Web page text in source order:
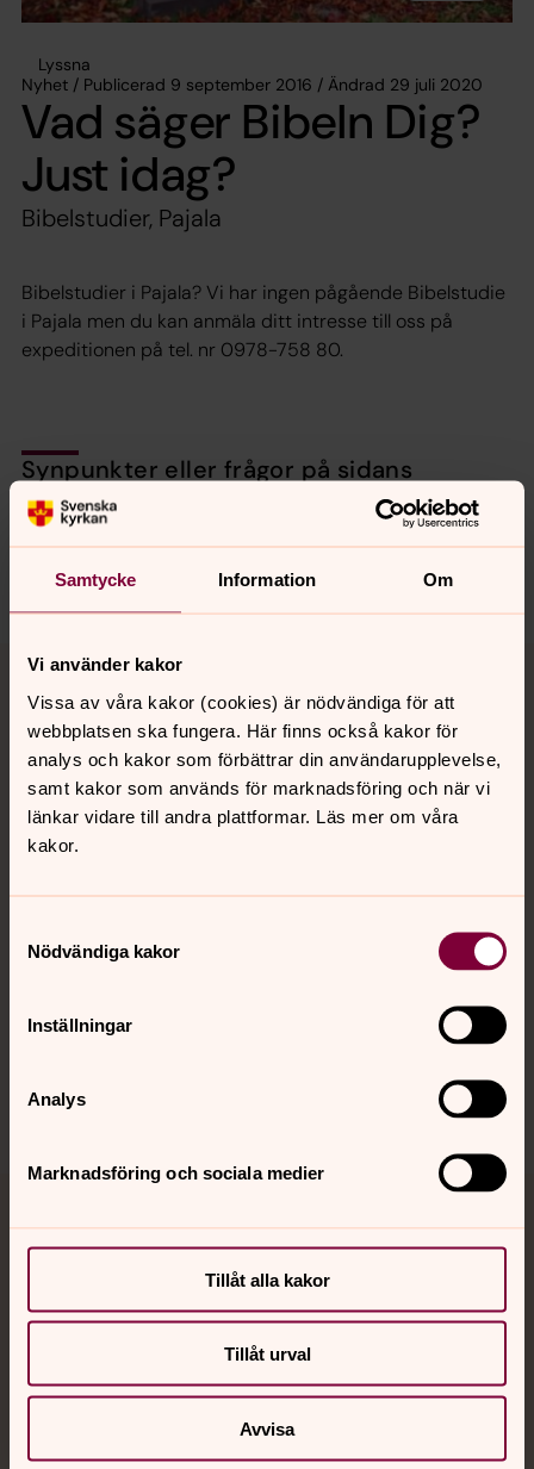
Samtycke Information Om
Vi använder kakor
Vissa av våra kakor (cookies) är nödvändiga för att
webbplatsen ska fungera. Här finns också kakor för
analys och kakor som förbättrar din användarupplevelse,
samt kakor som används för marknadsföring och när vi
länkar vidare till andra plattformar. Läs mer om våra
kakor.
Nödvändiga kakor
Inställningar
Analys
Marknadsföring och sociala medier
Tillåt alla kakor
Tillåt urval
Avvisa
Lyssna
Nyhet / Publicerad 9 september 2016 / Ändrad 29 juli 2020
Vad säger Bibeln Dig?
Just idag?
Bibelstudier, Pajala
Bibelstudier i Pajala? Vi har ingen pågående Bibelstudie
i Pajala men du kan anmäla ditt intresse till oss på
expeditionen på tel. nr 0978-758 80.
Synpunkter eller frågor på sidans
innehåll?
pajala.forsamling@svenskakyrkan.se
Dela
Tillbaka till toppen
Tillbaka till innehållet
Kontakt
Hitta snabbt
Sociala kanaler
Jourhavande präst
Akut samtals- och krisstöd. Prata eller chatta anonymt
med en präst på kvällar och nätter.
Chatt
Digitalt brev